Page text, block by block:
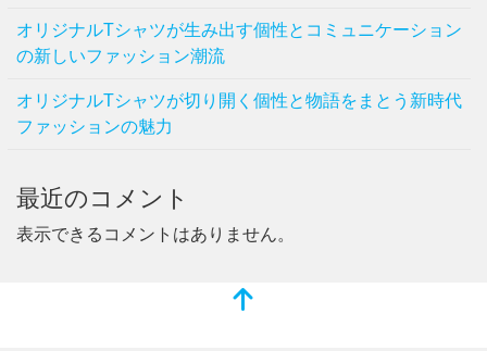
オリジナルTシャツが生み出す個性とコミュニケーション
の新しいファッション潮流
オリジナルTシャツが切り開く個性と物語をまとう新時代
ファッションの魅力
最近のコメント
表示できるコメントはありません。